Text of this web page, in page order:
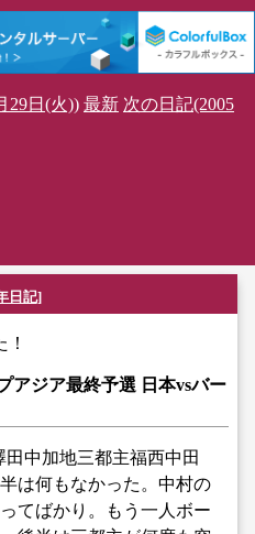
29日(火)) 最新 次の日記(2005
日記]
アジア最終予選 日本vsバー
中加地三都主福西中田
は何もなかった。中村の
てばかり。もう一人ボー